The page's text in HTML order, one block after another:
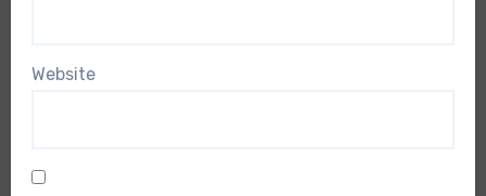
Website